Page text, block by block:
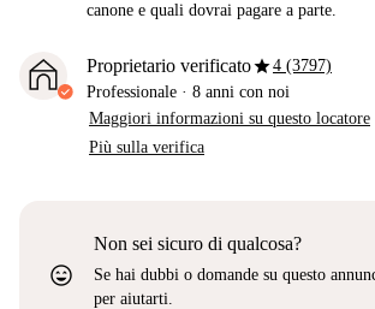
canone e quali dovrai pagare a parte.
Proprietario verificatostar4 (3797)
Professionale · 8 anni con noi
Maggiori informazioni su questo locatore
Più sulla verifica
sentiment_very_satisfied
Non sei sicuro di qualcosa?
Se hai dubbi o domande su questo
per aiutarti.